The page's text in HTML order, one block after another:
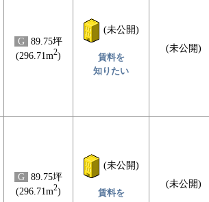
G 89.75坪
(296.71m2)
(未公開)
賃料を
知りたい
(未公開)
G 89.75坪
(296.71m2)
(未公開)
賃料を
(未公開)